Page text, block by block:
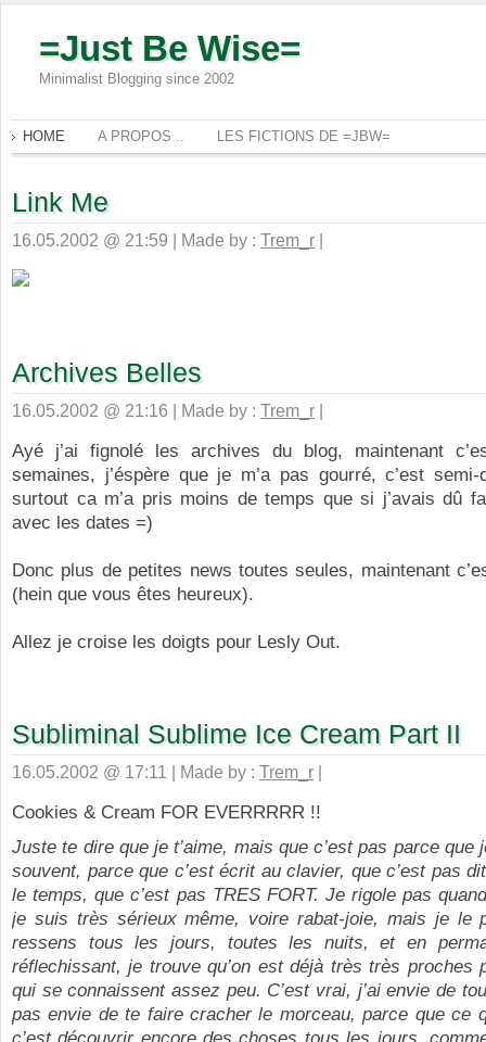
=Just Be Wise=
Minimalist Blogging since 2002
HOME A PROPOS .. LES FICTIONS DE =JBW=
Link Me
16.05.2002 @ 21:59 | Made by : Trem_r |
Archives Belles
16.05.2002 @ 21:16 | Made by : Trem_r |
Ayé j’ai fignolé les archives du blog, maintenant
semaines, j’éspère que je m’a pas gourré, c’est semi-
surtout ca m’a pris moins de temps que si j’avais dû
avec les dates =)
Donc plus de petites news toutes seules, maintenant
(hein que vous êtes heureux).
Allez je croise les doigts pour Lesly Out.
Subliminal Sublime Ice Cream Part II
16.05.2002 @ 17:11 | Made by : Trem_r |
Cookies & Cream FOR EVERRRRR !!
Juste te dire que je t’aime, mais que c’est pas parce que
souvent, parce que c’est écrit au clavier, que c’est pas
le temps, que c’est pas TRES FORT. Je rigole pas
je suis très sérieux même, voire rabat-joie, mais je le
ressens tous les jours, toutes les nuits, et en
réflechissant, je trouve qu’on est déjà très très proches
qui se connaissent assez peu. C’est vrai, j’ai envie de
pas envie de te faire cracher le morceau, parce que ce
c’est découvrir encore des choses tous les jours,